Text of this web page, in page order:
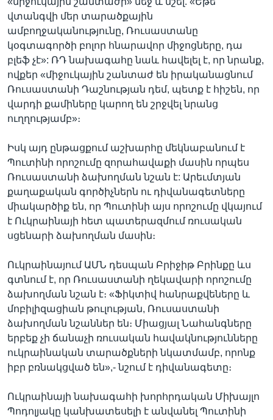
վտանգվի մեր տարածքային
ամբողջականությունը, Ռուսաստանը
կօգտագործի բոլոր հնարավոր միջոցները, դա
բլեֆ չէ»: ՌԴ նախագահը նաև հավելել է, որ նրանք,
ովքեր «միջուկային շանտաժ են իրականացնում
Ռուսաստանի Դաշնության դեմ, պետք է հիշեն, որ
վարդի քամիները կարող են շրջվել նրանց
ուղղությամբ»։
Իսկ այդ ընթացքում աշխարհը մեկնաբանում է
Պուտինի որոշումը զորահավաքի մասին որպես
Ռուսաստանի ձախողման նշան է: Արեւմտյան
քաղաքական գործիչներն ու դիվանագետները
միակարծիք են, որ Պուտինի այս որոշումը վկայում
է Ուկրաինայի հետ պատերազմում ռուսական
սցենարի ձախողման մասին։
Ուկրաինայում ԱՄՆ դեսպան Բրիջիթ Բրինքը ևս
գտնում է, որ Ռուսաստանի ղեկավարի որոշումը
ձախողման նշան է։ «Ֆիկտիվ հանրաքվեները և
մոբիլիզացիան թուլության, Ռուսաստանի
ձախողման նշաններ են։ Միացյալ Նահանգները
երբեք չի ճանաչի ռուսական հավակնությունները
ուկրաինական տարածքների նկատմամբ, որոնք
իբր բռնակցված են»,- նշում է դիվանագետը։
Ուկրաինայի նախագահի խորհրդական Միխայլո
Պոդոլյակը կանխատեսելի է անվանել Պուտինի